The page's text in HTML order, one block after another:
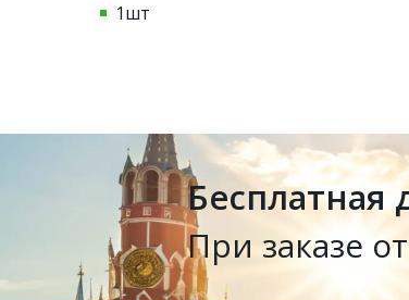
1шт
Бесплатная
При заказе